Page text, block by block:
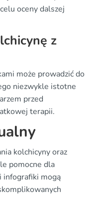
oceny dalszej
z
może prowadzić do
niezwykle istotne
przed
terapii.
kolchicyny oraz
pomocne dla
infografiki mogą